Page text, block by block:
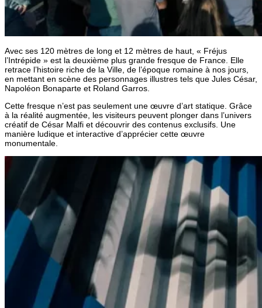
Avec ses 120 mètres de long et 12 mètres de haut, « Fréjus
l’Intrépide » est la deuxième plus grande fresque de France. Elle
retrace l’histoire riche de la Ville, de l’époque romaine à nos jours,
en mettant en scène des personnages illustres tels que Jules César,
Napoléon Bonaparte et Roland Garros.
Cette fresque n’est pas seulement une œuvre d’art statique. Grâce
à la réalité augmentée, les visiteurs peuvent plonger dans l’univers
créatif de César Malfi et découvrir des contenus exclusifs. Une
manière ludique et interactive d’apprécier cette œuvre
monumentale.